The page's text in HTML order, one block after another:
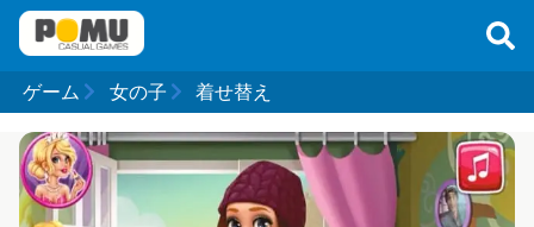
ゲーム 女の子 着せ替え